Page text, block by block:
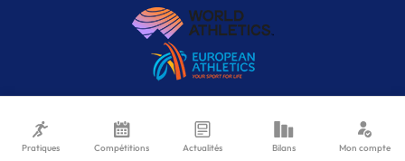
Pratiques Compétitions Actualités Bilans Mon compte